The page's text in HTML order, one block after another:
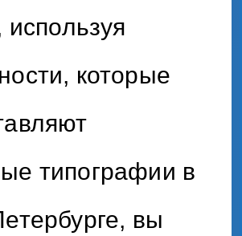
используя
которые
типографии в
вы